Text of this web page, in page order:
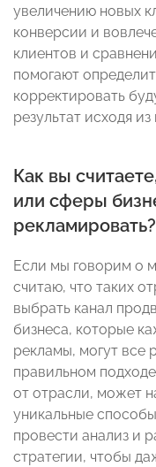
увеличению новых
конверсии и
клиентов и
помогают
корректировать
результат исходя
Как вы
или сферы
рекламировать?
Если мы говорим о
считаю, что таких
выбрать канал
бизнеса, которые
рекламы, могут все
правильном
от отрасли, может
уникальные
провести анализ и
стратегии, чтобы